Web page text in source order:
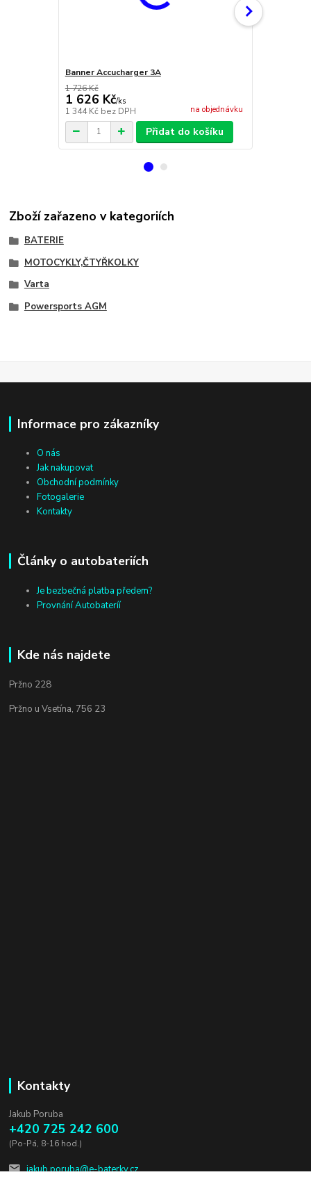
Banner Accucharger 3A
1 726 Kč
1 626 Kč/ks
1 344 Kč bez DPH na objednávku
Přidat do košíku
Zboží zařazeno v kategoriích
BATERIE
MOTOCYKLY,ČTYŘKOLKY
Varta
Powersports AGM
Informace pro zákazníky
O nás
Jak nakupovat
Obchodní podmínky
Fotogalerie
Kontakty
Články o autobateriích
Je bezbečná platba předem?
Provnání Autobateríí
Kde nás najdete
Pržno 228
Pržno u Vsetína, 756 23
Kontakty
Jakub Poruba
+420 725 242 600
(Po-Pá, 8-16 hod.)
jakub.poruba@e-baterky.cz